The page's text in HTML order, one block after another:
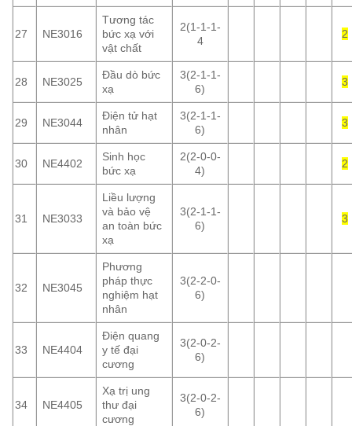
27 NE3016
Tương tác
bức xạ với
vật chất
2(1-1-1-
4
2
28 NE3025
Đầu dò bức
xạ
3(2-1-1-
6)
3
29 NE3044
Điện tử hạt
nhân
3(2-1-1-
6)
3
30 NE4402
Sinh học
bức xạ
2(2-0-0-
4)
2
31 NE3033
Liều lượng
và bảo vệ
an toàn bức
xạ
3(2-1-1-
6)
3
32 NE3045
Phương
pháp thực
nghiệm hạt
nhân
3(2-2-0-
6)
33 NE4404
Điện quang
y tế đại
cương
3(2-0-2-
6)
34 NE4405
Xạ trị ung
thư đại
cương
3(2-0-2-
6)